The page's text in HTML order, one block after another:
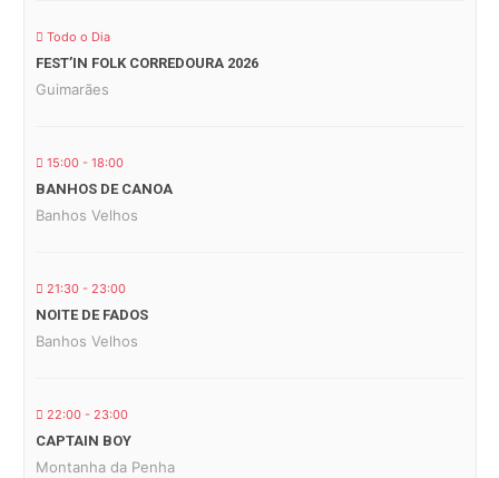
Todo o Dia
FEST’IN FOLK CORREDOURA 2026
Guimarães
15:00 - 18:00
BANHOS DE CANOA
Banhos Velhos
21:30 - 23:00
NOITE DE FADOS
Banhos Velhos
22:00 - 23:00
CAPTAIN BOY
Montanha da Penha